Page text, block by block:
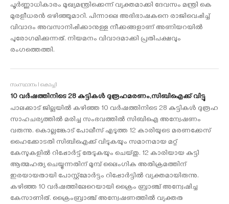
പൂർണ്ണാധികാരം മുഖ്യമന്ത്രിക്കെന്ന് വ്യക്തമാക്കി ദേവസം മന്ത്രി കെ
മുരളീധരൻ ഒഴിഞ്ഞുമാറി. പിന്നാലെ അഭിഭാഷകനെ രാജിവെപ്പിച്ച്
വിവാദം അവസാനിപ്പിക്കാനുള്ള നീക്കങ്ങളാണ് അണിയറയിൽ
പുരോഗമിക്കുന്നത്. നിയമനം വിവാദമാക്കി പ്രതിപക്ഷവും
രംഗത്തെത്തി.
സംസ്ഥാനം I കൊച്ചി
10 വര്‍ഷത്തിനിടെ 28 കുട്ടികള്‍ ദുരൂഹമരണം,സിബിഐക്ക് വിട്ടു
പാലക്കാട് ജില്ലയില്‍ കഴിഞ്ഞ 10 വര്‍ഷത്തിനിടെ 28 കുട്ടികള്‍ ദുരൂഹ
സാഹചര്യത്തില്‍ മരിച്ച സംഭവത്തില്‍ സിബിഐ അന്വേഷണം
വരുന്നു. കൊല്ലങ്കോട് പോലീസ് എടുത്ത 12 കാരിയുടെ മരണക്കേസ്
ഹൈക്കോടതി സിബിഐക്ക് വിടുകയും സമാനമായ മറ്റ്
കേസുകളില്‍ റിപ്പോര്‍ട്ട് തേടുകയും ചെയ്തു. 12 കാരിയായ കുട്ടി
ആത്മഹത്യ ചെയ്യുന്നതിന് മുമ്പ് ലൈംഗിക അതിക്രമത്തിന്
ഇരയായതായി പോസ്റ്റ്മോര്‍ട്ടം റിപ്പോര്‍ട്ടില്‍ വ്യക്തമായിരുന്നു.
കഴിഞ്ഞ 10 വര്‍ഷത്തിലേറെയായി ക്രൈം ബ്രാഞ്ച് അന്വേഷിച്ച
കേസാണിത്. ക്രൈംബ്രാഞ്ച് അന്വേഷണത്തില്‍ വ്യക്തത